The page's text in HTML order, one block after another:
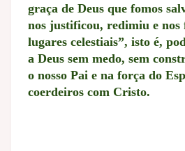
graça de Deus que fomos
nos justificou, redimiu e nos
lugares celestiais”, isto é,
a Deus sem medo, sem
o nosso Pai e na força do
coerdeiros com Cristo.